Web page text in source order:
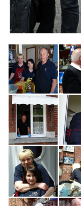
Branding
ARMCHAIR